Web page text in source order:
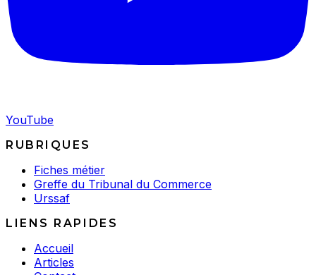
YouTube
RUBRIQUES
Fiches métier
Greffe du Tribunal du Commerce
Urssaf
LIENS RAPIDES
Accueil
Articles